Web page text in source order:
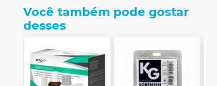
Você também pode gostar
desses